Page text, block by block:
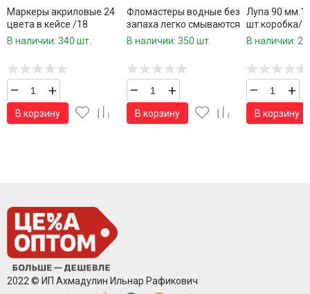
Маркеры акриловые 24
цвета в кейсе /18
шт.коробка/
В наличии: 340 шт.
– +
В корзину
Фломастеры водные без
запаха легко смываются
24 цвета /48
В наличии: 350 шт.
– +
В корзину
Лупа 90 мм.1
шт.коробка/
В наличии:
– +
В корзину
2022 © ИП Ахмадулин Ильнар Рафикович